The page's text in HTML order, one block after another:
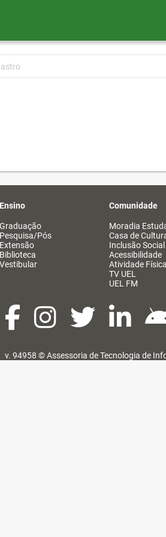
Ensino
Graduação
Pesquisa/Pós
Extensão
Biblioteca
Vestibular
Comunidade
Moradia
Casa de
Inclusão Social
Acessibilidade
Atividade Física
TV UEL
UEL FM
v. 94958 ©Assessoria de Tecnologia de